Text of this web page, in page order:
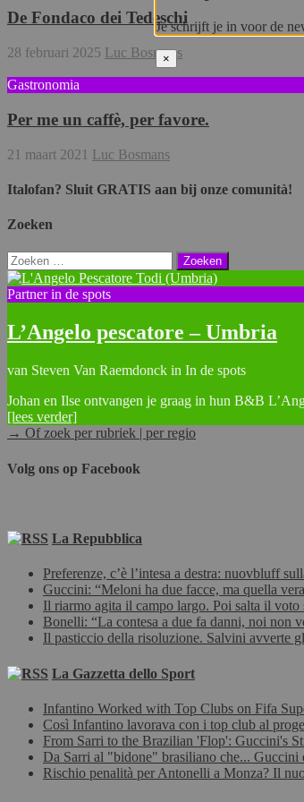
De Fondaco dei Tedeschi
28 februari 2025 Luc Bosmans
Gastronomia
Per me un caffè, per favore.
21 maart 2021 Luc Bosmans
Italofan? Sluit GRATIS aan bij onze comunità!
Zoeken
Zoeken
naar:
Partner in de spots
L’Angelo pescatore – Umbria
van Steven Van Raemdonck in In de spots
Johan en Ilse ontvangen je graag in hun B&B
[lees verder]
→ Of zoek per rubriek | per regio
Volg ons op Facebook
La Repubblica
Preferenze, c’è l’intesa a destra: nuovbluff
Guccini: “Meloni ha due facce, ma quella
Il riarmo agita il campo largo. Poi salta il voto
Bonelli: “La contesa a due fa danni, noi non
Il pasticcio della risoluzione. Salvini avverte
La Gazzetta dello Sport
Infantino Worked with Top Clubs on Fifa
Così Infantino lavorava con i top club al
From Sarri to the Brazilian 'Flop': Guccini's
Da Sarri al "bidone" brasiliano che... Guccini
Rischio penalità per Antonelli a Monza? Il
Je schrijft je in voor de
×